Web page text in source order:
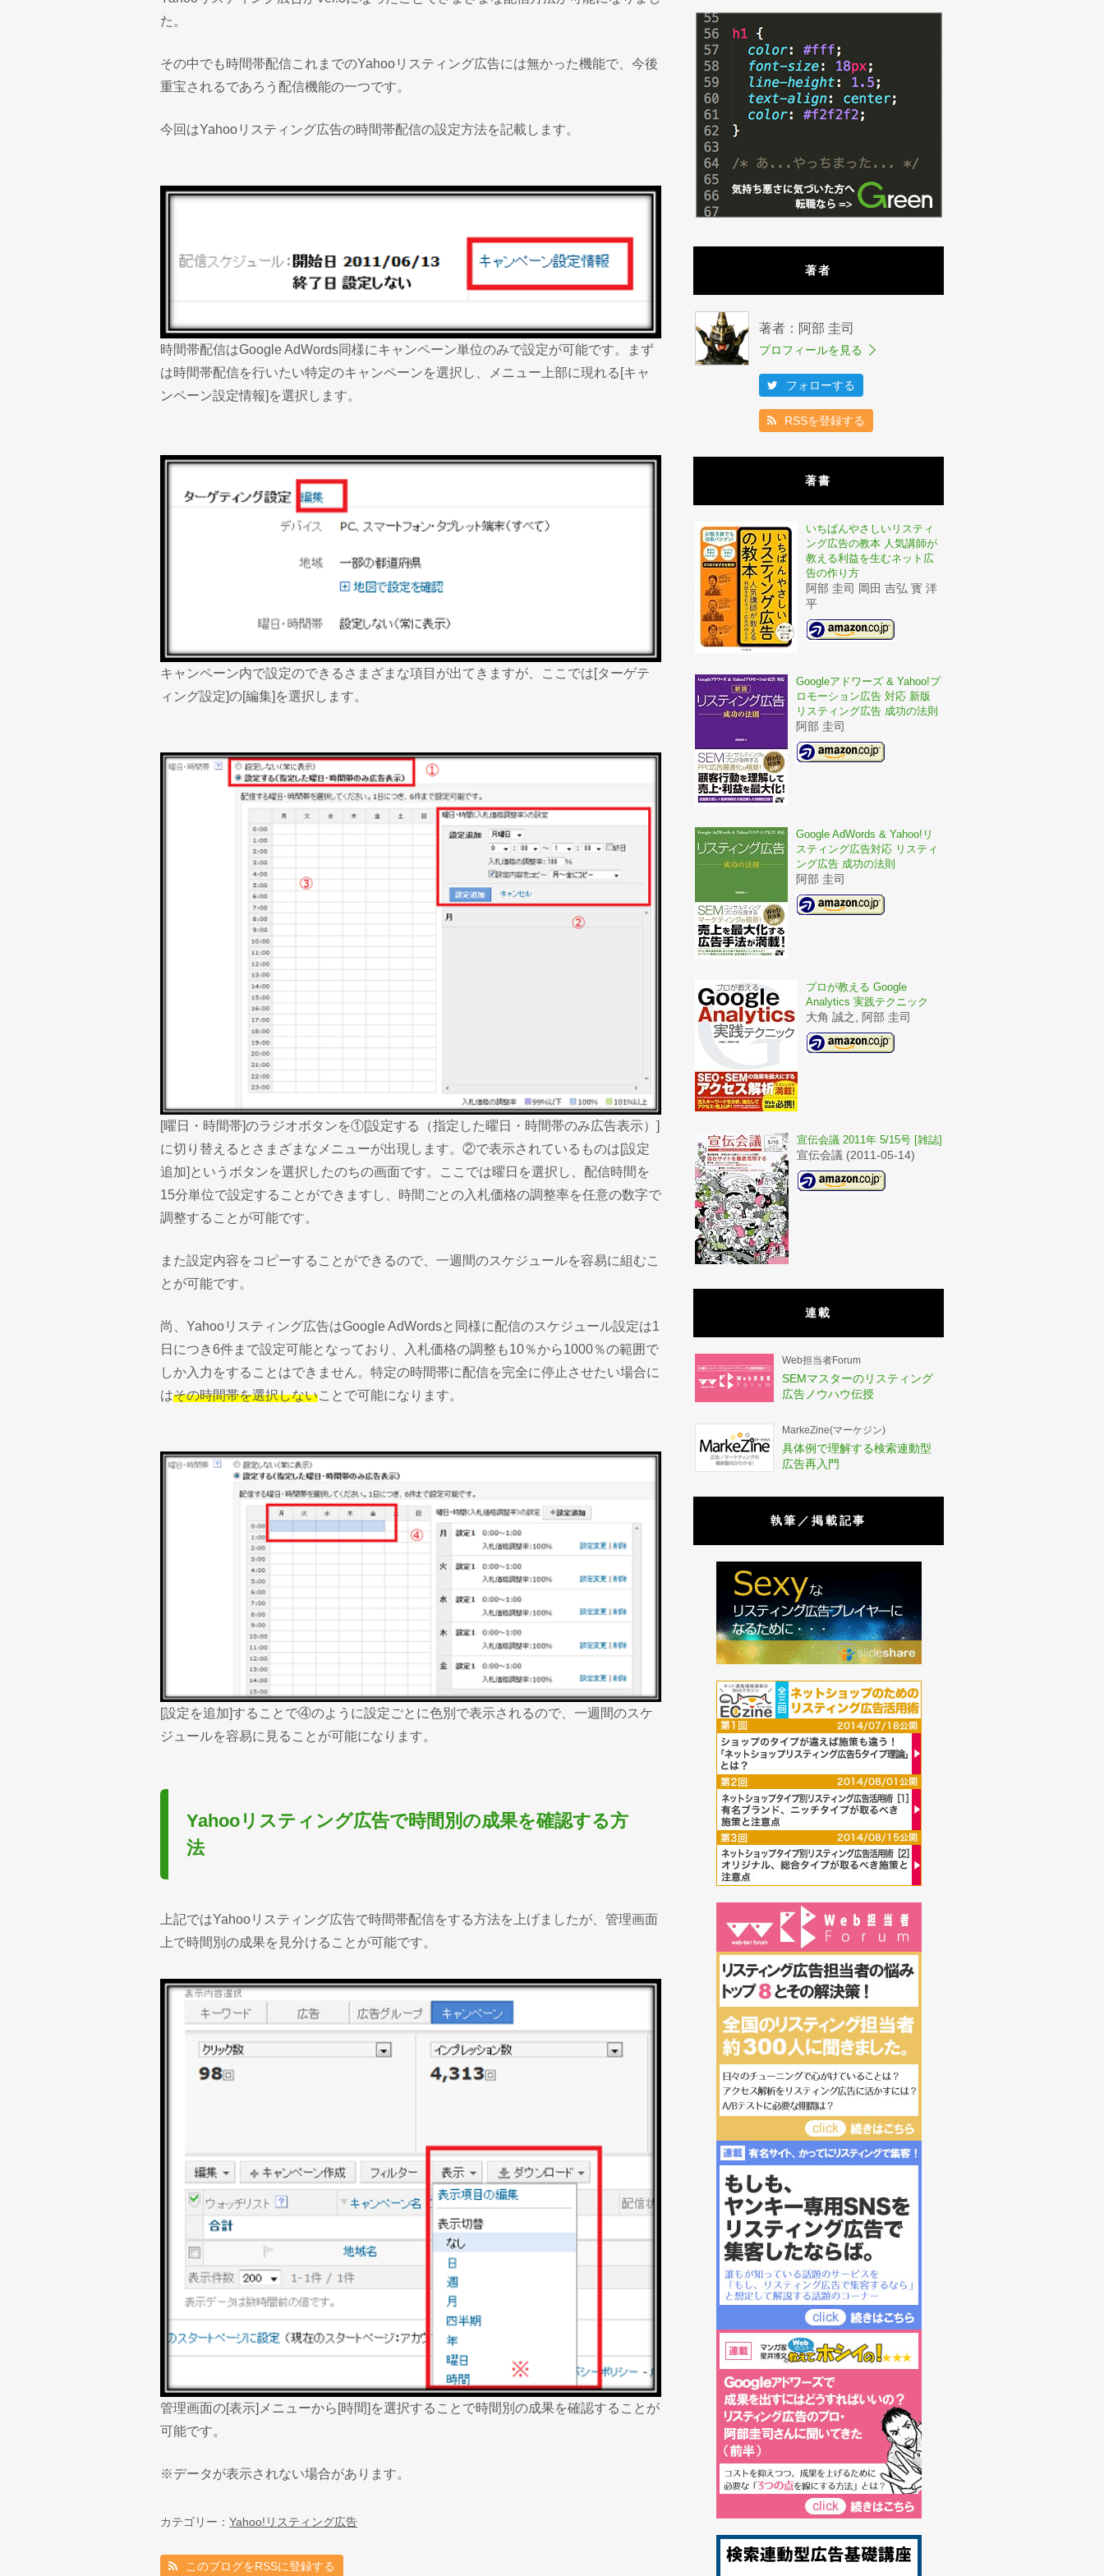
た。
その中でも時間帯配信これまでのYahooリスティング広告には無かった機能で、今後
重宝されるであろう配信機能の一つです。
今回はYahooリスティング広告の時間帯配信の設定方法を記載します。
時間帯配信はGoogle AdWords同様にキャンペーン単位のみで設定が可能です。まず
は時間帯配信を行いたい特定のキャンペーンを選択し、メニュー上部に現れる[キャ
ンペーン設定情報]を選択します。
キャンペーン内で設定のできるさまざまな項目が出てきますが、ここでは[ターゲテ
ィング設定]の[編集]を選択します。
[曜日・時間帯]のラジオボタンを①[設定する（指定した曜日・時間帯のみ広告表示）]
に切り替えるとさまざまなメニューが出現します。②で表示されているものは[設定
追加]というボタンを選択したのちの画面です。ここでは曜日を選択し、配信時間を
15分単位で設定することができますし、時間ごとの入札価格の調整率を任意の数字で
調整することが可能です。
また設定内容をコピーすることができるので、一週間のスケジュールを容易に組むこ
とが可能です。
尚、Yahooリスティング広告はGoogle AdWordsと同様に配信のスケジュール設定は1
日につき6件まで設定可能となっており、入札価格の調整も10％から1000％の範囲で
しか入力をすることはできません。特定の時間帯に配信を完全に停止させたい場合に
はその時間帯を選択しないことで可能になります。
[設定を追加]することで④のように設定ごとに色別で表示されるので、一週間のスケ
ジュールを容易に見ることが可能になります。
Yahooリスティング広告で時間別の成果を確認する方
法
上記ではYahooリスティング広告で時間帯配信をする方法を上げましたが、管理画面
上で時間別の成果を見分けることが可能です。
管理画面の[表示]メニューから[時間]を選択することで時間別の成果を確認することが
可能です。
※データが表示されない場合があります。
カテゴリー： Yahoo!リスティング広告
このブログをRSSに登録する
著者
著者：阿部 圭司
プロフィールを見る
フォローする
RSSを登録する
著書
いちばんやさしいリスティ
ング広告の教本 人気講師が
教える利益を生むネット広
告の作り方
阿部 圭司 岡田 吉弘 寳 洋
平
Googleアドワーズ & Yahoo!プ
ロモーション広告 対応 新版
リスティング広告 成功の法則
阿部 圭司
Google AdWords & Yahoo!リ
スティング広告対応 リスティ
ング広告 成功の法則
阿部 圭司
プロが教える Google
Analytics 実践テクニック
大角 誠之, 阿部 圭司
宣伝会議 2011年 5/15号 [雑誌]
宣伝会議 (2011-05-14)
連載
Web担当者Forum
SEMマスターのリスティング
広告ノウハウ伝授
MarkeZine(マーケジン)
具体例で理解する検索連動型
広告再入門
執筆／掲載記事